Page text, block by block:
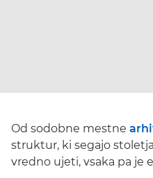
Od sodobne mestne
struktur, ki segajo
vredno ujeti, vsaka pa je